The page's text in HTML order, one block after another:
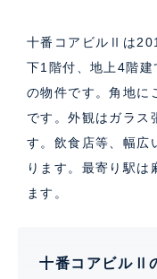
十番コアビルⅡは
下1階付、地上4階
の物件です。角地に
です。外観はガラス
す。飲食店等、幅広
ります。最寄り駅は
ます。
十番コアビルⅡ